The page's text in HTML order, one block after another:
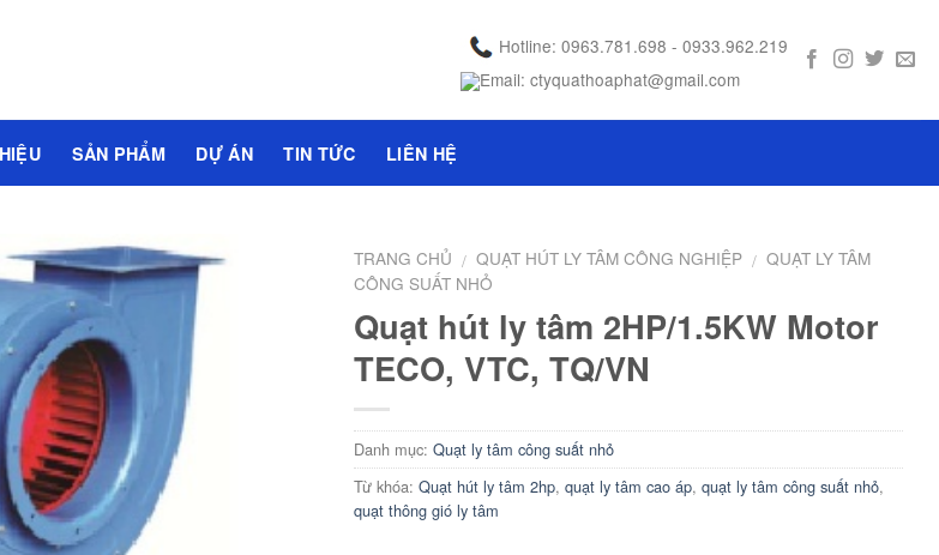
Hotline: 0963.781.698 - 0933.962.219
Email: ctyquathoaphat@gmail.com
SẢN PHẨM DỰ ÁN TIN TỨC LIÊN HỆ
TRANG CHỦ / QUẠT HÚT LY TÂM CÔNG NGHIỆP / QUẠT LY TÂM
CÔNG SUẤT NHỎ
Quạt hút ly tâm 2HP/1.5KW Motor
TECO, VTC, TQ/VN​
Danh mục: Quạt ly tâm công suất nhỏ
Từ khóa: Quạt hút ly tâm 2hp, quạt ly tâm cao áp, quạt ly tâm công suất nhỏ,
quạt thông gió ly tâm